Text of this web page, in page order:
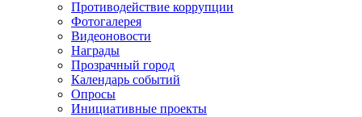
Противодействие коррупции
Фотогалерея
Видеоновости
Награды
Прозрачный город
Календарь событий
Опросы
Инициативные проекты